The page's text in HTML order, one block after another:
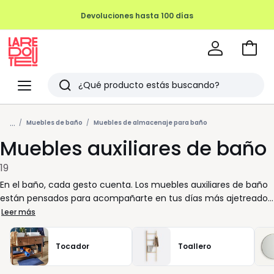
Devoluciones hasta 100 días
Menu
Redoute
Buscar
Últimos
artículos
vistos
Ir
... Muebles de baño Muebles de almacenaje para baño
Muebles auxiliares de baño
19
En el baño, cada gesto cuenta. Los muebles auxiliares de baño
están pensados para acompañarte en tus días más ajetreados
y ayudarte a mantener todo en su sitio, sin complicaciones.
Son soluciones discretas que suman más orden donde lo
necesitas, incluso cuando el espacio es limitado. Un mueble
auxiliar bien elegido libera la superficie del lavabo, facilita la
limpieza y hace que tu rutina sea más fluida. Desde una
Leer más
Tocador Toallero